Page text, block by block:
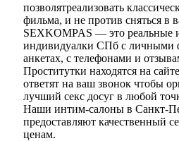
позволятреализовать
фильма, и не против сняться
SEXKOMPAS — это реальные
индивидуалки СПб с личными
анкетах, с телефонами и
Проститутки находятся на
ответят на ваш звонок чтобы
лучший секс досуг в любой
Наши интим-салоны в Санкт-
предоставляют качественный
ценам.